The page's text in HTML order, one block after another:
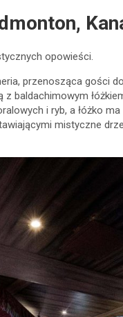
opowieści.
przenosząca gości
baldachimowym
i ryb, a łóżko
mistyczne